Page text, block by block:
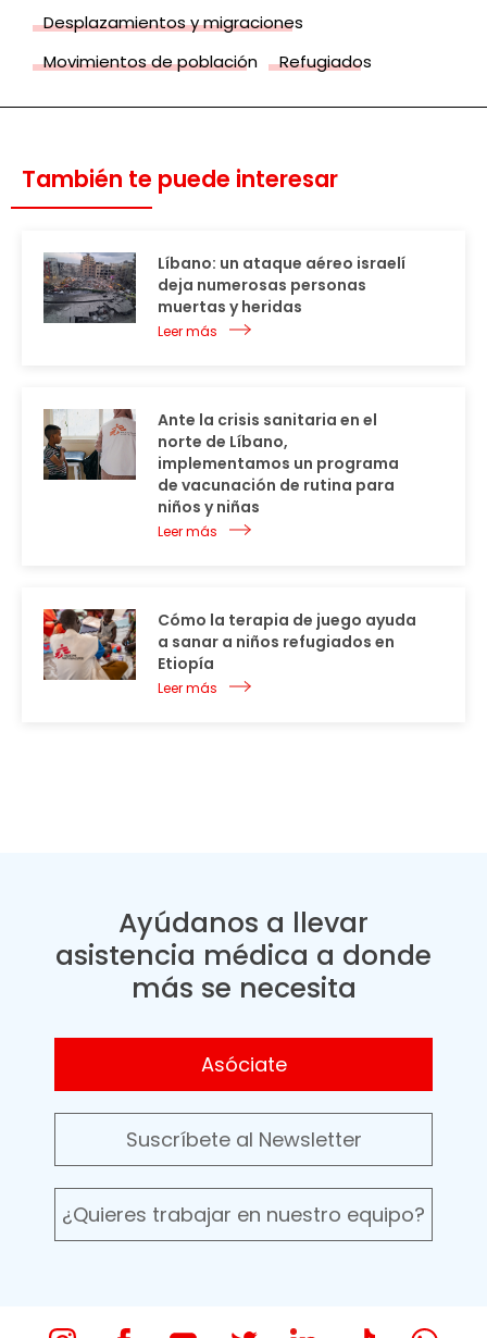
Desplazamientos y migraciones
Movimientos de población
Refugiados
También te puede interesar
Líbano: un ataque aéreo israelí
deja numerosas personas
muertas y heridas
Leer más
Ante la crisis sanitaria en el
norte de Líbano,
implementamos un programa
de vacunación de rutina para
niños y niñas
Leer más
Cómo la terapia de juego ayuda
a sanar a niños refugiados en
Etiopía
Leer más
Ayúdanos a llevar
asistencia médica a donde
más se necesita
Asóciate
Suscríbete al Newsletter
¿Quieres trabajar en nuestro equipo?